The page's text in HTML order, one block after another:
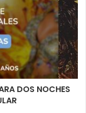
DOS NOCHES